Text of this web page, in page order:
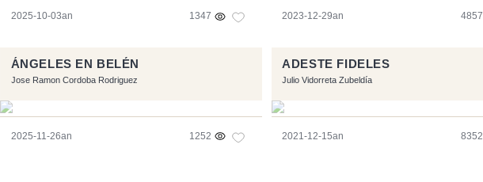
2025-10-03an 1347 2023-12-29an 4857
ÁNGELES EN BELÉN
Jose Ramon Cordoba Rodriguez
2025-11-26an 1252
ADESTE FIDELES
Julio Vidorreta Zubeldía
2021-12-15an 8352